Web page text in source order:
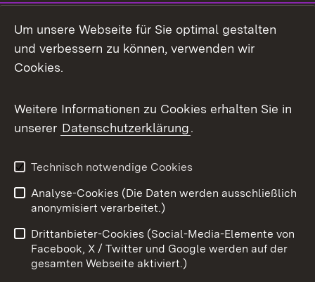
Facebook
X / Twitter
Youtube
Impressum
Kontakt
Barrierefreiheit
Datenschutz
Cookies
Um unsere Webseite für Sie optimal gestalten
und verbessern zu können, verwenden wir
Cookies.
Weitere Informationen zu Cookies erhalten Sie in
unserer Datenschutzerklärung.
Technisch notwendige Cookies
Analyse-Cookies (Die Daten werden ausschließlich
anonymisiert verarbeitet.)
Drittanbieter-Cookies (Social-Media-Elemente von
Facebook, X / Twitter und Google werden auf der
gesamten Webseite aktiviert.)